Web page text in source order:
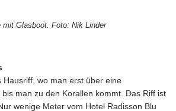
mit Glasboot. Foto: Nik Linder
Hausriff, wo man erst über eine
man zu den Korallen kommt. Das Riff ist
wenige Meter vom Hotel Radisson Blu